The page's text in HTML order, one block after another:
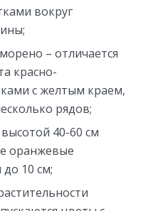
вокруг
– отличается
красно-
с желтым краем,
рядов;
40-60 см
оранжевые
10 см;